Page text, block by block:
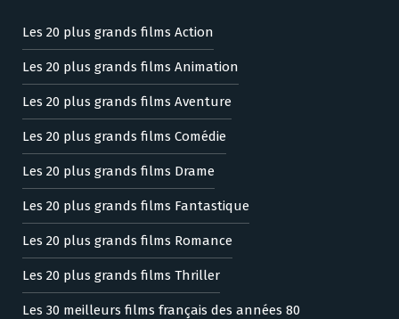
Les 20 plus grands films Action
Les 20 plus grands films Animation
Les 20 plus grands films Aventure
Les 20 plus grands films Comédie
Les 20 plus grands films Drame
Les 20 plus grands films Fantastique
Les 20 plus grands films Romance
Les 20 plus grands films Thriller
Les 30 meilleurs films français des années 80